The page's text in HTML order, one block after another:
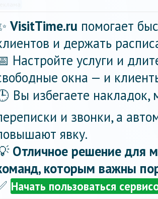
VisitTime.ru помогает
и держать
Настройте услуги и
окна — и
Вы избегаете
и звонки, а
явку.
Отличное решение для
которым важны
Начать пользоваться